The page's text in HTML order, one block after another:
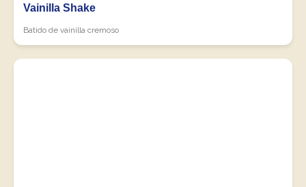
Vainilla Shake
Batido de vainilla cremoso